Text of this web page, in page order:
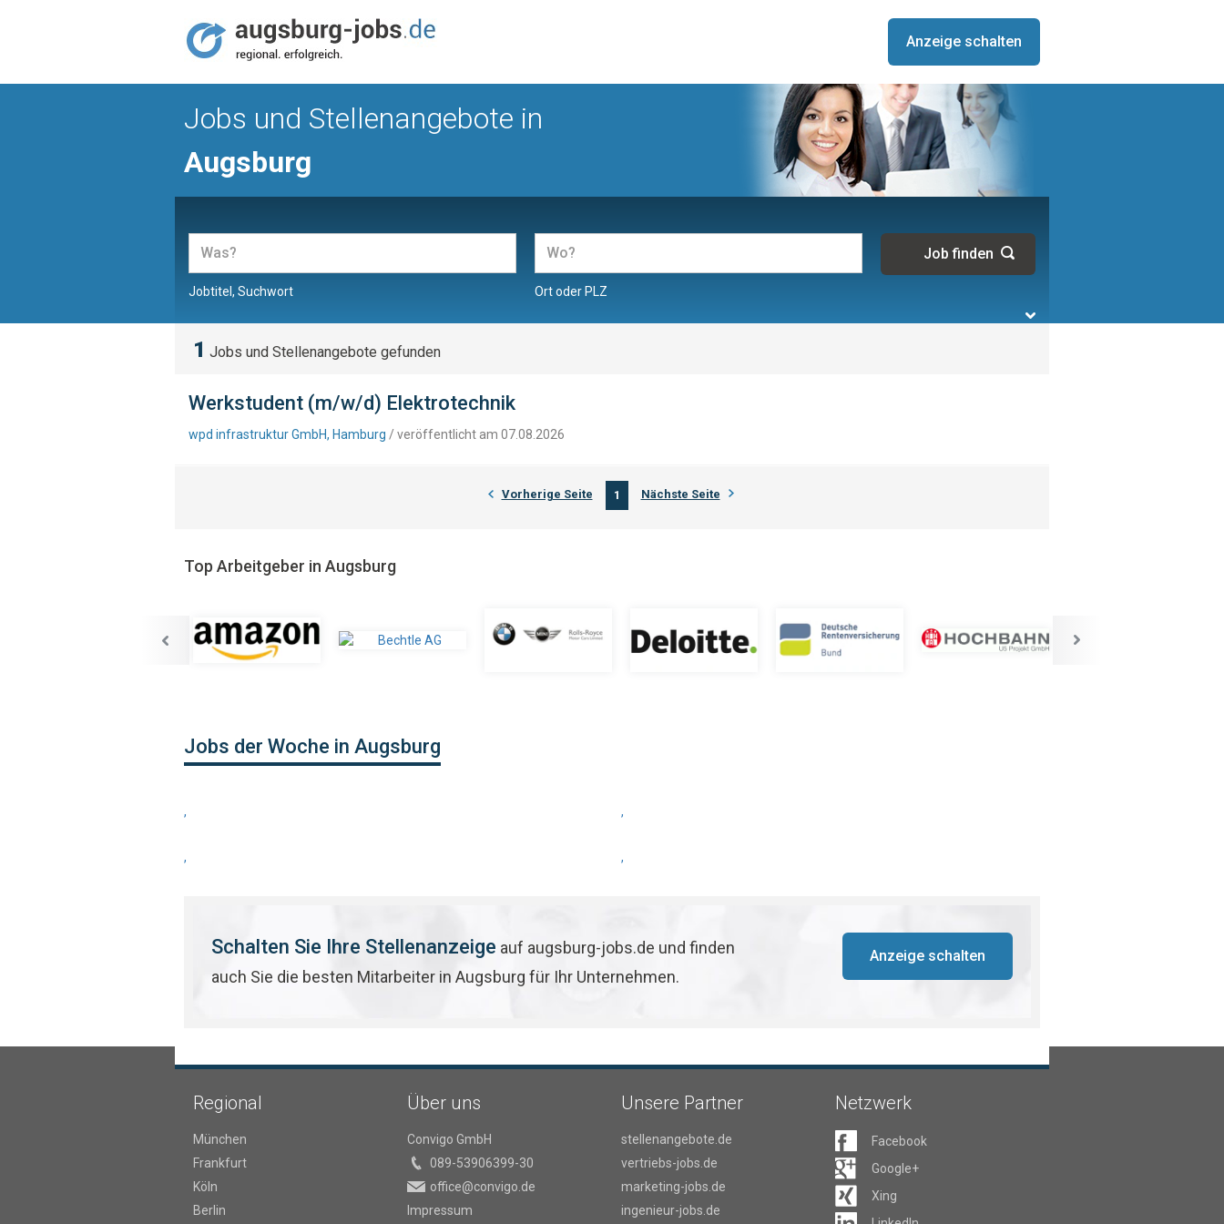
Anzeige schalten
Jobs und Stellenangebote in
Augsburg
Jobtitel, Suchwort Ort oder PLZ
1 Jobs und Stellenangebote gefunden
Werkstudent (m/w/d) Elektrotechnik
wpd infrastruktur GmbH, Hamburg / veröffentlicht am 07.08.2026
Vorherige Seite 1 Nächste Seite
Top Arbeitgeber in Augsburg
Jobs der Woche in Augsburg
, ,
, ,
Schalten Sie Ihre Stellenanzeige auf augsburg-jobs.de und finden
auch Sie die besten Mitarbeiter in Augsburg für Ihr Unternehmen.
Anzeige schalten
Regional
München
Frankfurt
Köln
Berlin
Über uns
Convigo GmbH
089-53906399-30
office@convigo.de
Impressum
Unsere Partner
stellenangebote.de
vertriebs-jobs.de
marketing-jobs.de
ingenieur-jobs.de
Netzwerk
Facebook
Google+
Xing